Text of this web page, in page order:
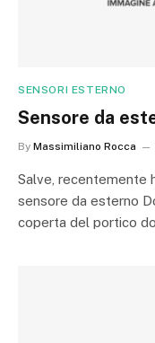
SENSORI ESTERNO
Sensore da
By Massimiliano Rocca
Salve, recentemente
sensore da esterno
coperta del portico